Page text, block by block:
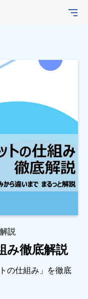
説
み徹底解説
の仕組み」を徹底